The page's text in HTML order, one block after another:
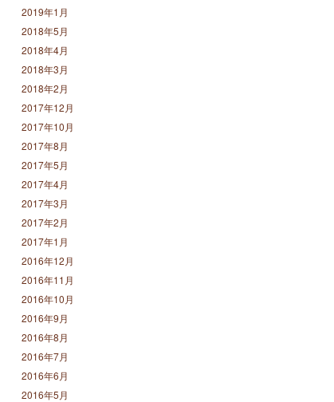
2019年1月
2018年5月
2018年4月
2018年3月
2018年2月
2017年12月
2017年10月
2017年8月
2017年5月
2017年4月
2017年3月
2017年2月
2017年1月
2016年12月
2016年11月
2016年10月
2016年9月
2016年8月
2016年7月
2016年6月
2016年5月